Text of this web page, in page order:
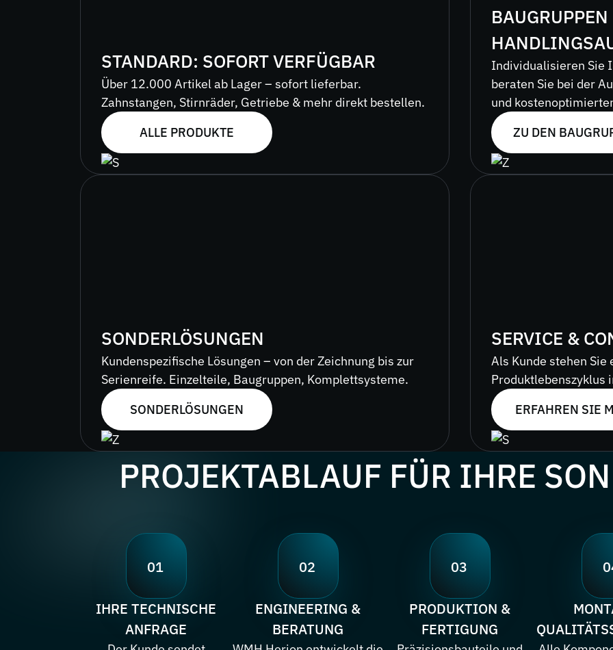
STANDARD: SOFORT VERFÜGBAR
Über 12.000 Artikel ab Lager – sofort lieferbar.
Zahnstangen, Stirnräder, Getriebe & mehr direkt bestellen.
ALLE PRODUKTE
Individualisieren Sie
beraten Sie bei der
und
ZU DEN
SONDERLÖSUNGEN
Kundenspezifische Lösungen – von der Zeichnung bis zur
Serienreife. Einzelteile, Baugruppen, Komplettsysteme.
SONDERLÖSUNGEN
SERVICE &
Als Kunde stehen
Produktlebenszyklus
ERFAHREN SIE
PROJEKTABLAUF FÜR IHRE
01
IHRE TECHNISCHE
ANFRAGE
02
ENGINEERING &
BERATUNG
03
PRODUKTION &
FERTIGUNG